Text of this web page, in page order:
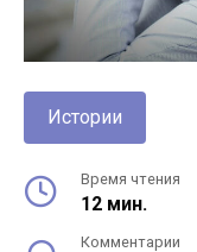
Истории
Время чтения
12 мин.
Комментарии